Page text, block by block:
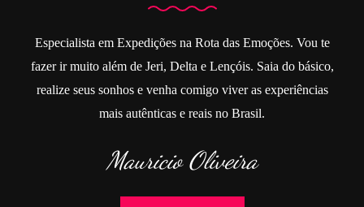
Especialista em Expedições na Rota das Emoções. Vou te
fazer ir muito além de Jeri, Delta e Lençóis. Saia do básico,
realize seus sonhos e venha comigo viver as experiências
mais autênticas e reais no Brasil.
Mauricio Oliveira